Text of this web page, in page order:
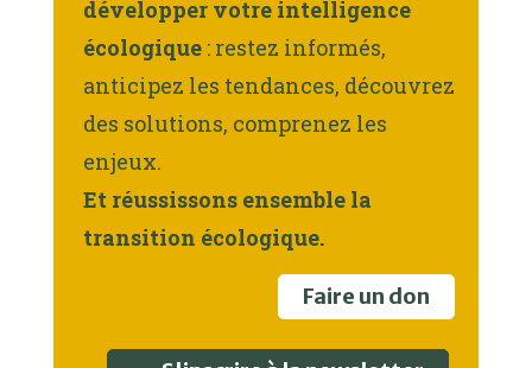
développer votre intelligence
écologique : restez informés,
anticipez les tendances, découvrez
des solutions, comprenez les
enjeux.
Et réussissons ensemble la
transition écologique.
Faire un don